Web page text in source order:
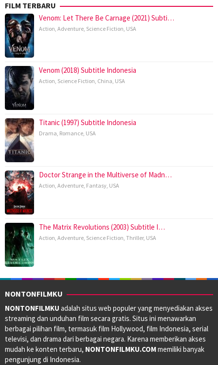
FILM TERBARU
Venom: Let There Be Carnage (2021) Subti…
Action, Adventure, Science Fiction, USA
Venom (2018) Subtitle Indonesia
Action, Science Fiction, China, USA
Titanic (1997) Subtitle Indonesia
Drama, Romance, USA
Doctor Strange in the Multiverse of Madn…
Action, Adventure, Fantasy, USA
The Matrix Revolutions (2003) Subtitle I…
Action, Adventure, Science Fiction, Thriller, USA
NONTONFILMKU
NONTONFILMKU adalah situs web populer yang menyediakan akses
streaming dan unduhan film secara gratis. Situs ini menawarkan
berbagai pilihan film, termasuk film Hollywood, film Indonesia, serial
televisi, dan drama dari berbagai negara. Karena memberikan akses
mudah ke konten terbaru, NONTONFILMKU.COMmemiliki banyak
pengunjung di Indonesia.